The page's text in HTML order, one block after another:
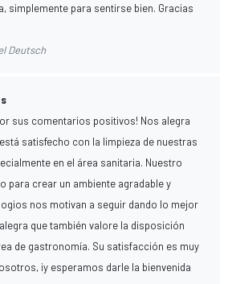
simplemente para sentirse bien. Gracias
Deutsch
sus comentarios positivos! Nos alegra
satisfecho con la limpieza de nuestras
en el área sanitaria. Nuestro
para crear un ambiente agradable y
nos motivan a seguir dando lo mejor
que también valore la disposición
de gastronomía. Su satisfacción es muy
¡y esperamos darle la bienvenida